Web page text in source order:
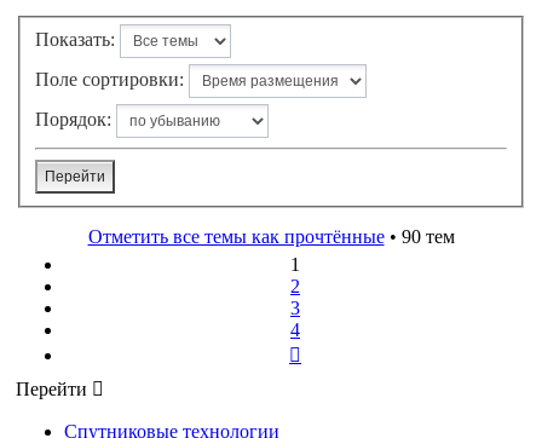
Показать:
Поле сортировки:
Порядок:
Отметить все темы как прочтённые• 90 тем
1
2
3
4
Перейти
Спутниковые технологии